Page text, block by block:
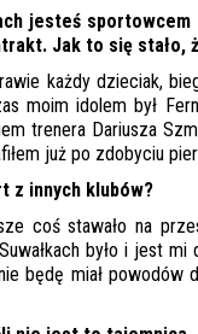
jesteś sportowcem
Jak to się stało,
każdy dzieciak,
moim idolem był
trenera Dariusza
już po zdobyciu
z innych klubów?
coś stawało na
było i jest
będę miał powodów